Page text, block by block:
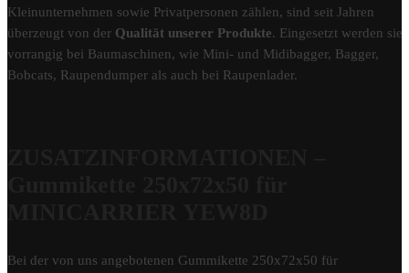
Kleinunternehmen sowie Privatpersonen zählen, sind seit Jahren
überzeugt von der Qualität unserer Produkte. Eingesetzt werden sie
vorrangig bei Baumaschinen, wie Mini- und Midibagger, Bagger,
Bobcats, Raupendumper als auch bei Raupenlader.
Bei der von uns angebotenen Gummikette 250x72x50 für